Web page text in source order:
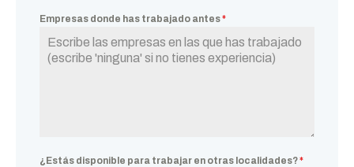
Empresas donde has trabajado antes*
¿Estás disponible para trabajar en otras localidades?*